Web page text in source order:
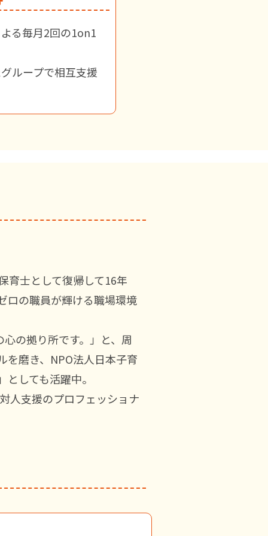
る毎月2回の1on1
ループで相互支援
士として復帰して16年
ロの職員が輝ける職場環境
の拠り所です。」と、周
を磨き、NPO法人日本子育
しても活躍中。
人支援のプロフェッショナ